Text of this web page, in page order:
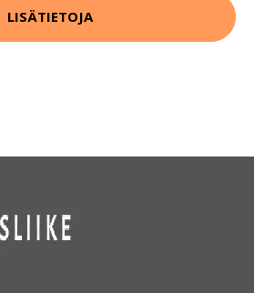
LISÄTIETOJA